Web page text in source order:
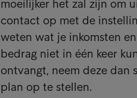
moeilijker het zal zijn om
contact op met de
weten wat je inkomsten
bedrag niet in één keer
ontvangt, neem deze dan
plan op te stellen.